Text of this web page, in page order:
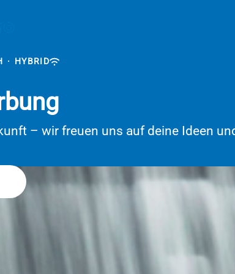
· HYBRID
– wir freuen uns auf deine Ideen